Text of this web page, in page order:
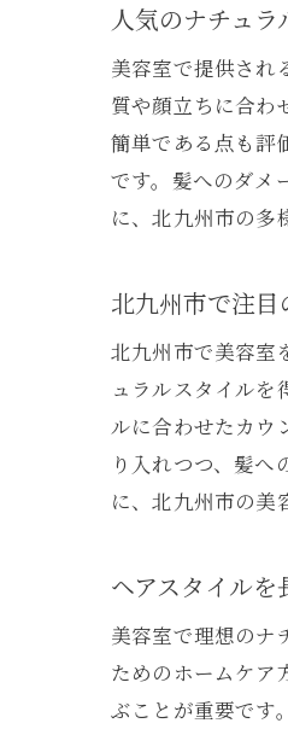
人気のナチュラ
美容室で提供され
質や顔立ちに合わ
簡単である点も評
です。髪へのダメ
に、北九州市の多
北九州市で注
北九州市で美容室
ュラルスタイルを
ルに合わせたカウ
り入れつつ、髪
に、北九州市の美
ヘアスタイル
美容室で理想のナ
ためのホームケア
ぶことが重要です